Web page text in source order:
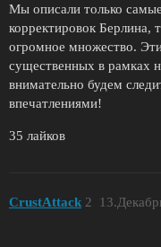
Мы описали только
корректировок Берлина,
огромное множество.
существенных в рамках
внимательно будем
впечатлениями!
35 лайков
CrustAttack 2